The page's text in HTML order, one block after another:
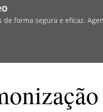
forma segura e eficaz.